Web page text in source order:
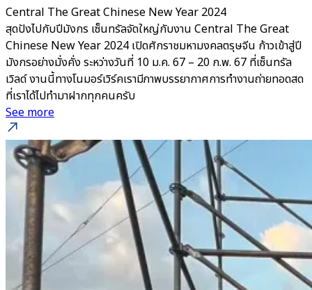
Central The Great Chinese New Year 2024
สุดปังไปกับปีมังกร เซ็นทรัลจัดใหญ่กับงาน Central The Great
Chinese New Year 2024 เปิดศักราชมหามงคลตรุษจีน ก้าวเข้าสู่ปี
มังกรอย่างมั่งคั่ง ระหว่างวันที่ 10 ม.ค. 67 – 20 ก.พ. 67 ที่เซ็นทรัล
เวิลด์ งานนี้ทางโนมอร์เวิร์คเรามีภาพบรรยากาศการทำงานถ่ายทอดสด
ที่เราได้ไปทำมาฝากทุกคนครับ
See more